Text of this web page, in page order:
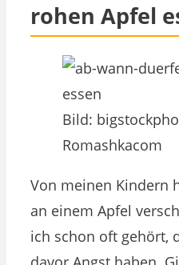
rohen Apfel
Bild:
Romashkacom
Von meinen Kindern
an einem Apfel
ich schon oft gehört,